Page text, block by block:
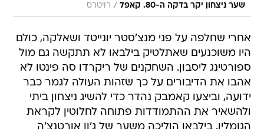
שער ניצחון יקר בדקה ה-80. קאפל / רויטרס
אחרי שחלפה על פני מנצ'סטר יונייטד ושאלקה, כולם
היו משוכנעים שאתלטיק בילבאו לא תתקשה גם מול
ספורטינג ליסבון. השחקנים של ריקרדו סה פינטו לא
אהבו את הדיבורים על כך שזהות העולה לגמר כבר
ידועה, וביצעו קאמבק נהדר כדי להשיג ניצחון ביתי
ולהשאיר את ההתמודדות פתוחה לחלוטין לקראת
הגומלין. בילבאו הוליכה משער של ג'ון אורטנצ'ה